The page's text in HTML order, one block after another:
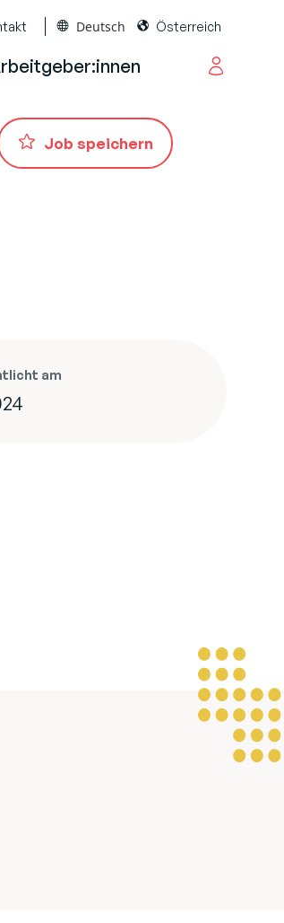
Deutsch Österreich
Job speichern
am